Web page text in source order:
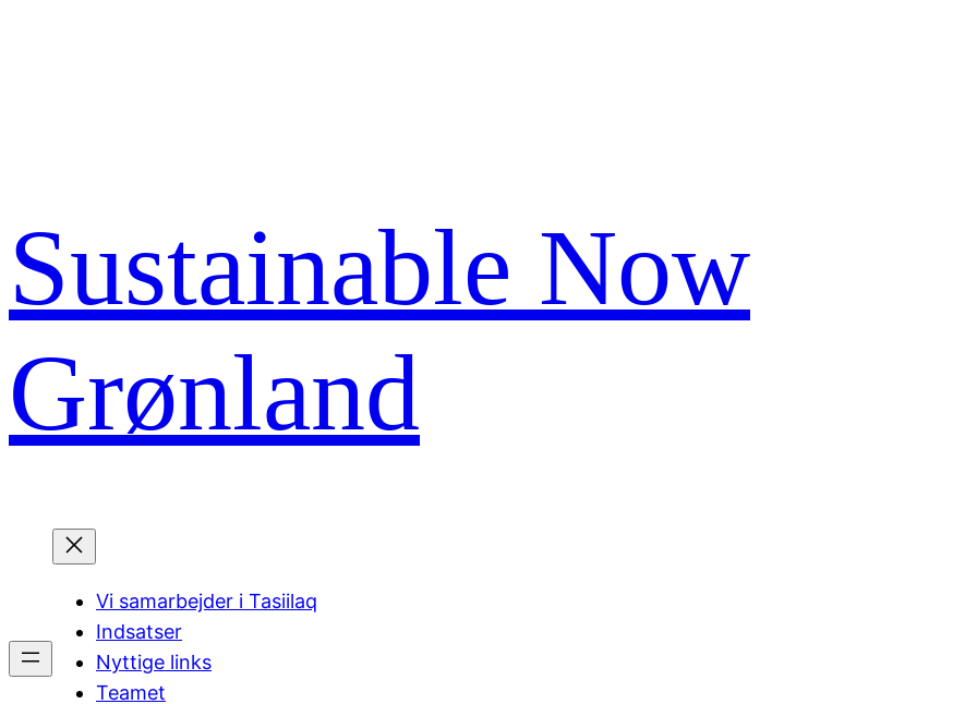
Sustainable Now
Grønland
Vi samarbejder i Tasiilaq
Indsatser
Nyttige links
Teamet